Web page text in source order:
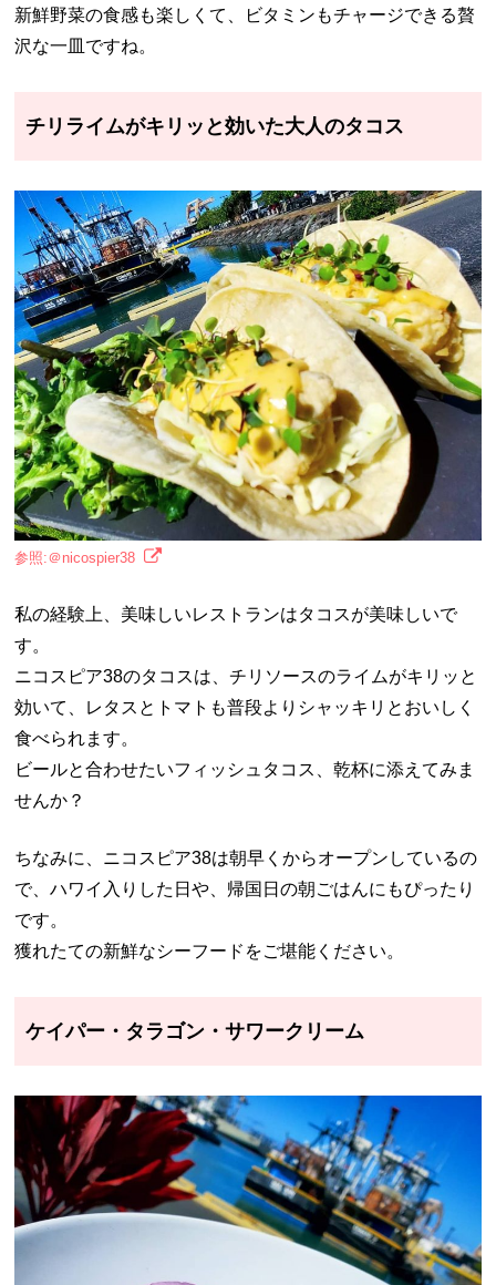
新鮮野菜の食感も楽しくて、ビタミンもチャージできる贅
沢な一皿ですね。
チリライムがキリッと効いた大人のタコス
参照:＠nicospier38
私の経験上、美味しいレストランはタコスが美味しいで
す。
ニコスピア38のタコスは、チリソースのライムがキリッと
効いて、レタスとトマトも普段よりシャッキリとおいしく
食べられます。
ビールと合わせたいフィッシュタコス、乾杯に添えてみま
せんか？
ちなみに、ニコスピア38は朝早くからオープンしているの
で、ハワイ入りした日や、帰国日の朝ごはんにもぴったり
です。
獲れたての新鮮なシーフードをご堪能ください。
ケイパー・タラゴン・サワークリーム